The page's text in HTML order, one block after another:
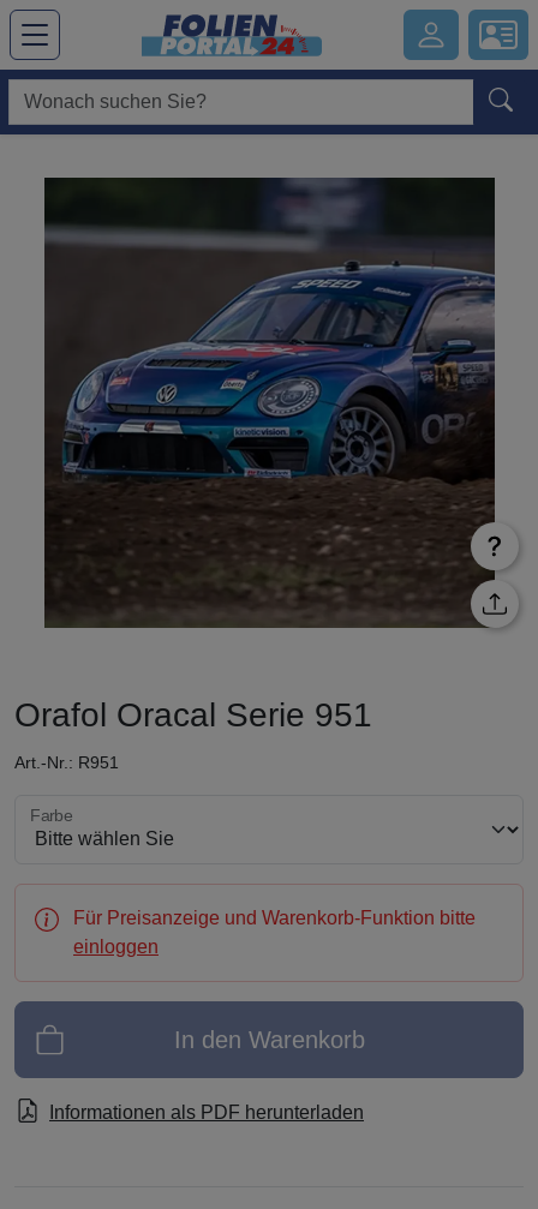
Hauptregion der Seite anspringen
Orafol Oracal Serie 951
Art.-Nr.: R951
Farbe wählen
Farbe
Für Preisanzeige und Warenkorb-Funktion bitte
einloggen
In den Warenkorb
Informationen als PDF herunterladen